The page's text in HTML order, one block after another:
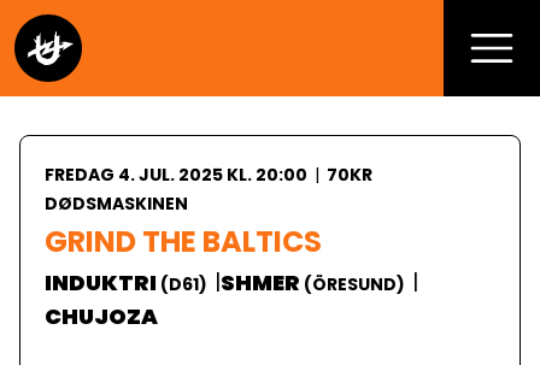
FREDAG 4. JUL. 2025 KL. 20:00 | 70KR
DØDSMASKINEN
GRIND THE BALTICS
INDUKTRI (D61) |SHMER (ÖRESUND) |
CHUJOZA